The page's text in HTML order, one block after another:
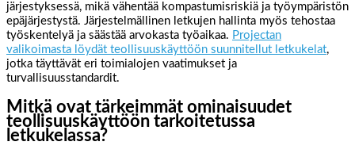
järjestyksessä, mikä vähentää kompastumisriskiä ja työympäristön
epäjärjestystä. Järjestelmällinen letkujen hallinta myös tehostaa
työskentelyä ja säästää arvokasta työaikaa. Projectan
valikoimasta löydät teollisuuskäyttöön suunnitellut letkukelat,
jotka täyttävät eri toimialojen vaatimukset ja
turvallisuusstandardit.
Mitkä ovat tärkeimmät ominaisuudet
teollisuuskäyttöön tarkoitetussa
letkukelassa?